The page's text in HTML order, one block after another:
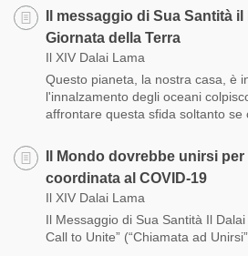
Il messaggio di Sua Santità
Giornata della Terra
Il XIV Dalai Lama
Questo pianeta, la nostra casa, è
l'innalzamento degli oceani
affrontare questa sfida soltanto se
Il Mondo dovrebbe unirsi
coordinata al COVID-19
Il XIV Dalai Lama
Il Messaggio di Sua Santità Il
Call to Unite” (“Chiamata ad